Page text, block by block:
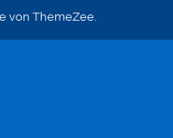
von ThemeZee.